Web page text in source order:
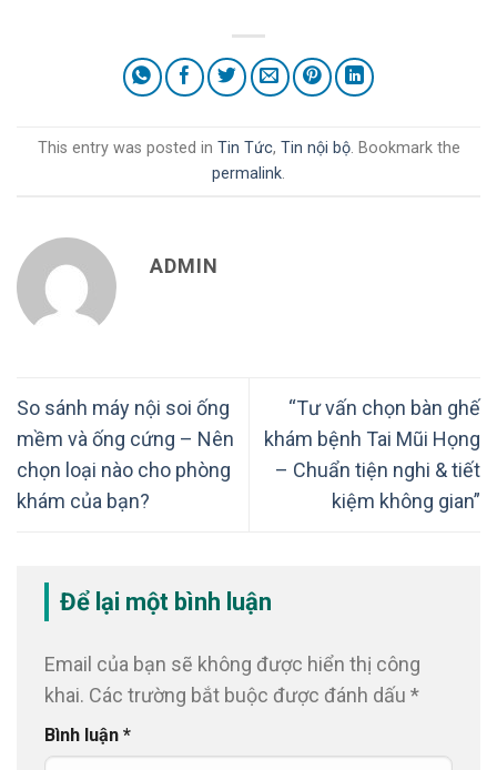
This entry was posted in Tin Tức, Tin nội bộ. Bookmark the
permalink.
ADMIN
So sánh máy nội soi ống
mềm và ống cứng – Nên
chọn loại nào cho phòng
khám của bạn?
“Tư vấn chọn bàn ghế
khám bệnh Tai Mũi Họng
– Chuẩn tiện nghi & tiết
kiệm không gian”
Để lại một bình luận
Email của bạn sẽ không được hiển thị công
khai. Các trường bắt buộc được đánh dấu *
Bình luận *